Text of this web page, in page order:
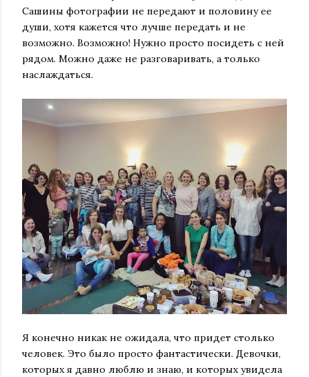
Сашины фотографии не передают и половину ее
души, хотя кажется что лучше передать и не
возможно. Возможно! Нужно просто посидеть с ней
рядом. Можно даже не разговаривать, а только
наслаждаться.
Я конечно никак не ожидала, что придет столько
человек. Это было просто фантастически. Девочки,
которых я давно люблю и знаю, и которых увидела